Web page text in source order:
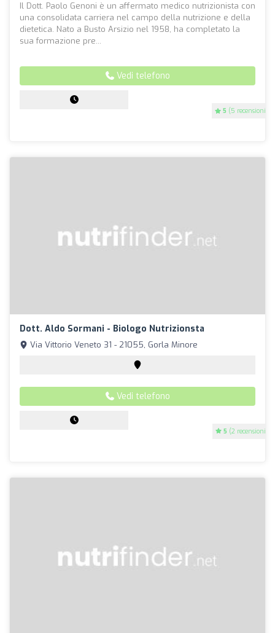
5 (5 recensioni)
Il Dott. Paolo Genoni è un affermato medico nutrizionista con
una consolidata carriera nel campo della nutrizione e della
dietetica. Nato a Busto Arsizio nel 1958, ha completato la
sua formazione pre...
Vedi telefono
Dott. Aldo Sormani - Biologo Nutrizionsta
5 (2 recensioni)
Via Vittorio Veneto 31 - 21055, Gorla Minore
Vedi telefono